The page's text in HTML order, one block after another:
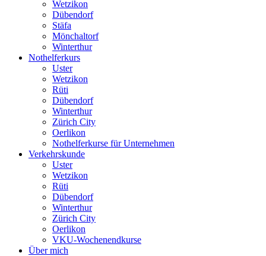
Wetzikon
Dübendorf
Stäfa
Mönchaltorf
Winterthur
Nothelferkurs
Uster
Wetzikon
Rüti
Dübendorf
Winterthur
Zürich City
Oerlikon
Nothelferkurse für Unternehmen
Verkehrskunde
Uster
Wetzikon
Rüti
Dübendorf
Winterthur
Zürich City
Oerlikon
VKU-Wochenendkurse
Über mich